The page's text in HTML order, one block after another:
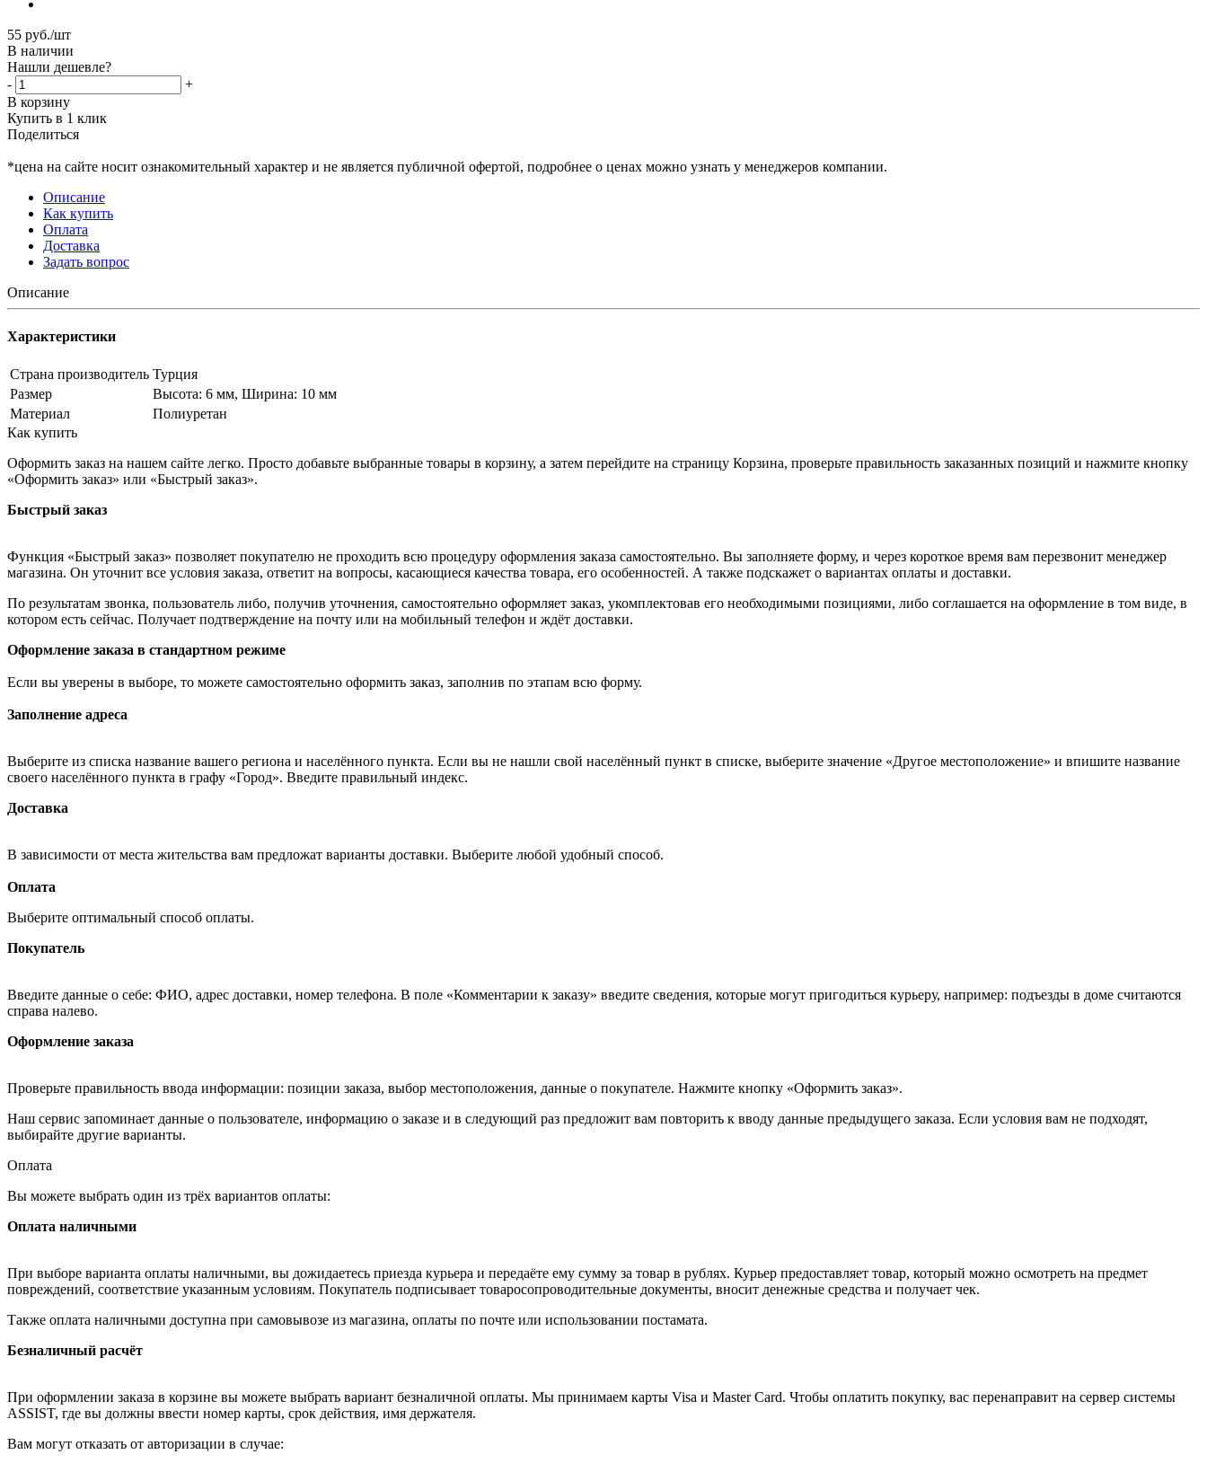
55 руб./шт
В наличии
Нашли дешевле?
-
+
В корзину
Купить в 1 клик
Поделиться
*цена на сайте носит ознакомительный характер и не является публичной офертой, подробнее о ценах можно узнать у менеджеров компании.
Описание
Как купить
Оплата
Доставка
Задать вопрос
Описание
Характеристики
Страна производитель Турция
Размер
Высота: 6 мм, Ширина: 10 мм
Материал
Полиуретан
Как купить
Оформить заказ на нашем сайте легко. Просто добавьте выбранные товары в корзину, а затем перейдите на страницу Корзина, проверьте правильность заказанных позиций и нажмите кнопку
«Оформить заказ» или «Быстрый заказ».
Быстрый заказ
Функция «Быстрый заказ» позволяет покупателю не проходить всю процедуру оформления заказа самостоятельно. Вы заполняете форму, и через короткое время вам перезвонит менеджер
магазина. Он уточнит все условия заказа, ответит на вопросы, касающиеся качества товара, его особенностей. А также подскажет о вариантах оплаты и доставки.
По результатам звонка, пользователь либо, получив уточнения, самостоятельно оформляет заказ, укомплектовав его необходимыми позициями, либо соглашается на оформление в том виде, в
котором есть сейчас. Получает подтверждение на почту или на мобильный телефон и ждёт доставки.
Оформление заказа в стандартном режиме
Если вы уверены в выборе, то можете самостоятельно оформить заказ, заполнив по этапам всю форму.
Заполнение адреса
Выберите из списка название вашего региона и населённого пункта. Если вы не нашли свой населённый пункт в списке, выберите значение «Другое местоположение» и впишите название
своего населённого пункта в графу «Город». Введите правильный индекс.
Доставка
В зависимости от места жительства вам предложат варианты доставки. Выберите любой удобный способ.
Оплата
Выберите оптимальный способ оплаты.
Покупатель
Введите данные о себе: ФИО, адрес доставки, номер телефона. В поле «Комментарии к заказу» введите сведения, которые могут пригодиться курьеру, например: подъезды в доме считаются
справа налево.
Оформление заказа
Проверьте правильность ввода информации: позиции заказа, выбор местоположения, данные о покупателе. Нажмите кнопку «Оформить заказ».
Наш сервис запоминает данные о пользователе, информацию о заказе и в следующий раз предложит вам повторить к вводу данные предыдущего заказа. Если условия вам не подходят,
выбирайте другие варианты.
Оплата
Вы можете выбрать один из трёх вариантов оплаты:
Оплата наличными
При выборе варианта оплаты наличными, вы дожидаетесь приезда курьера и передаёте ему сумму за товар в рублях. Курьер предоставляет товар, который можно осмотреть на предмет
повреждений, соответствие указанным условиям. Покупатель подписывает товаросопроводительные документы, вносит денежные средства и получает чек.
Также оплата наличными доступна при самовывозе из магазина, оплаты по почте или использовании постамата.
Безналичный расчёт
При оформлении заказа в корзине вы можете выбрать вариант безналичной оплаты. Мы принимаем карты Visa и Master Card. Чтобы оплатить покупку, вас перенаправит на сервер системы
ASSIST, где вы должны ввести номер карты, срок действия, имя держателя.
Вам могут отказать от авторизации в случае: